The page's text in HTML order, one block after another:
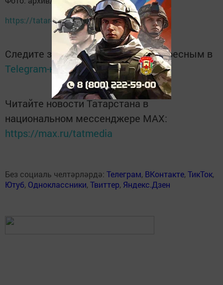
https://tatar-inform.tatar
Следите за самым важным и интересным в
Telegram-каналеТатмедиа
Читайте новости Татарстана в
национальном мессенджере MАХ:
https://max.ru/tatmedia
Без социаль челтәрләрдә: Телеграм, ВКонтакте,ТикТок,
Ютуб, Одноклассники,Твиттер, Яндекс.Дзен